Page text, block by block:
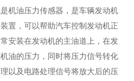
机油压力传感器，是车辆发动机
置，可以帮助汽车控制发动机正
安装在发动机的主油道上，在发
油的压力，同时将压力信号转化
以及电路处理信号将放大后的压